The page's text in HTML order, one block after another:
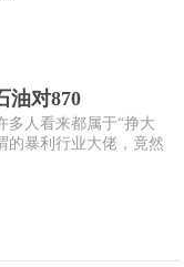
油对870
多人看来都属于“挣大
的暴利行业大佬，竟然